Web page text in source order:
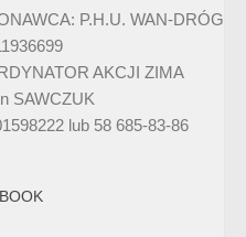
P.H.U. WAN-DRÓG
AKCJI ZIMA
SAWCZUK
lub 58 685-83-86